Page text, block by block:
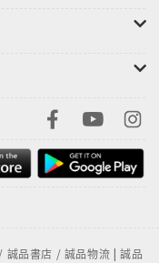
品書店 / 誠品物流 | 誠品